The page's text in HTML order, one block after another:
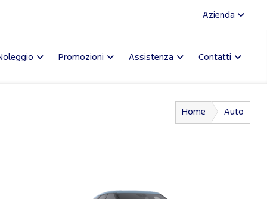
Azienda
Promozioni Assistenza Contatti
Home Auto